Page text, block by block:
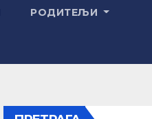
РОДИТЕЉИ